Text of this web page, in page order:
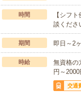
時間
【シフ
談くださ
期間 即日～2
時給
無資格の
円～2000
交通